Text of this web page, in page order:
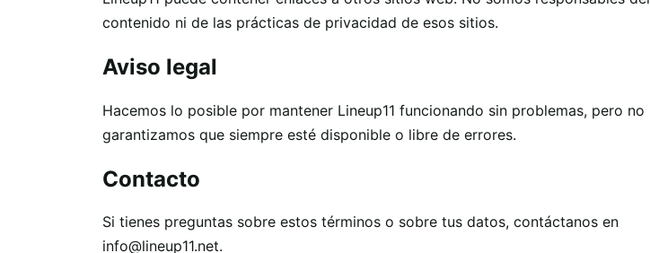
contenido ni de las prácticas de privacidad de esos sitios.
Aviso legal
Hacemos lo posible por mantener Lineup11 funcionando sin problemas, pero no
garantizamos que siempre esté disponible o libre de errores.
Contacto
Si tienes preguntas sobre estos términos o sobre tus datos, contáctanos en
info@lineup11.net.